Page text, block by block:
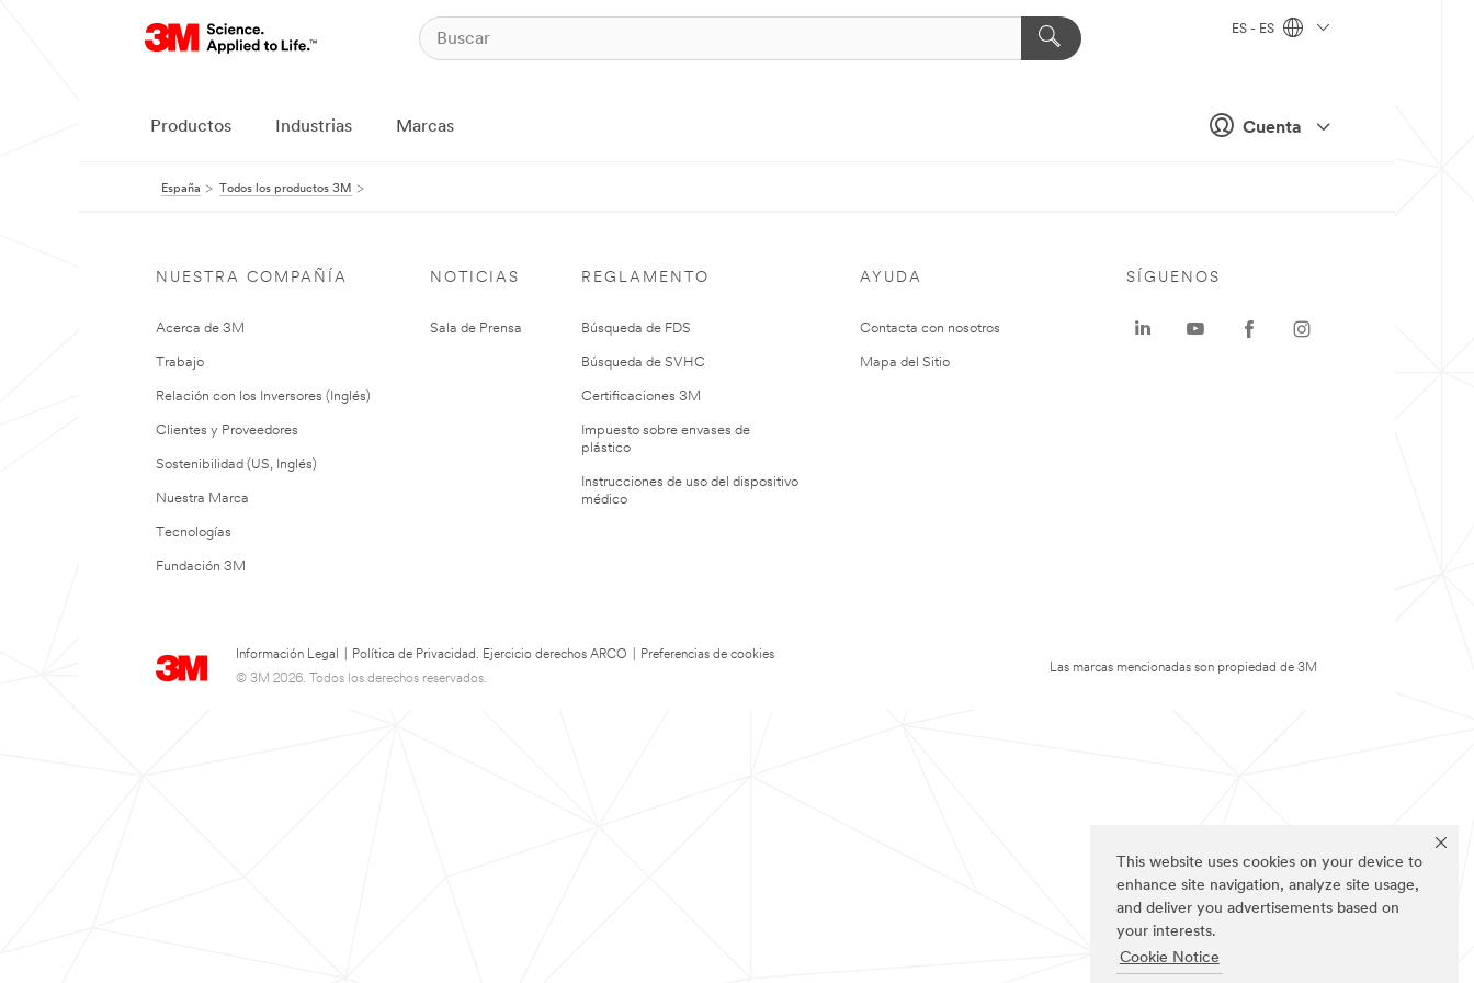
This website uses cookies on your device to
enhance site navigation, analyze site usage,
and deliver you advertisements based on
your interests.
Cookie Notice
Cuenta
ES - ES
Productos Industrias Marcas
España Todos los productos 3M
NUESTRA COMPAÑÍA
Acerca de 3M
Trabajo
Relación con los Inversores (Inglés)
Clientes y Proveedores
Sostenibilidad (US, Inglés)
Nuestra Marca
Tecnologías
Fundación 3M
NOTICIAS
Sala de Prensa
REGLAMENTO
Búsqueda de FDS
Búsqueda de SVHC
Certificaciones 3M
Impuesto sobre envases de
plástico
Instrucciones de uso del dispositivo
médico
AYUDA
Contacta con nosotros
Mapa del Sitio
Información Legal Política de Privacidad. Ejercicio derechos ARCO
Preferencias de cookies
© 3M 2026. Todos los derechos reservados.
SÍGUENOS
Las marcas mencionadas son propiedad de 3M